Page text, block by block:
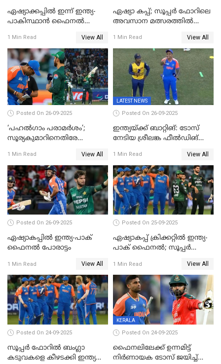
ഏഷ്യാക്കപ്പില്‍ ഇന്ന് ഇന്ത്യ-
പാകിസ്ഥാന്‍ ഫൈനല്‍
1 Min Read View All
ഏഷ്യാ കപ്പ്; സൂപ്പർ ഫോറിലെ
അവസാന മത്സരത്തിൽ
1 Min Read View All
Posted On 26-09-2025
‘പഹൽഗാം പരാമർശം’;
സൂര്യകുമാറിനെതിരേ
ഹാരിസ് റൗഫിനും പിഴ ശിക്ഷ
1 Min Read View All
LATEST NEWS
Posted On 26-09-2025
ഇന്ത്യയ്ക്ക് ബാറ്റിങ്: ടോസ്
നേടിയ ശ്രീലങ്ക ഫീൽഡിങ്
1 Min Read View All
Posted On 26-09-2025
ഏഷ്യാകപ്പില്‍ ഇന്ത്യ-പാക്
ഫൈനല്‍ പോരാട്ടം
1 Min Read View All
Posted On 25-09-2025
ഏഷ്യാകപ്പ് ക്രിക്കറ്റിൽ ഇന്ത്യ-
പാക് ഫൈനല്‍; സൂപ്പർ
തോൽപിച്ച് പാകിസ്ഥാൻ
1 Min Read View All
Posted On 24-09-2025
സൂപ്പർ ഫോറിൽ ബംഗ്ലാ
കടുവകളെ കീഴടക്കി ഇന്ത്യ
KERALA
Posted On 24-09-2025
ഫൈനലിലേക്ക് ഉന്നമിട്ട്
നിര്‍ണായക ടോസ് ജയിച്ച്